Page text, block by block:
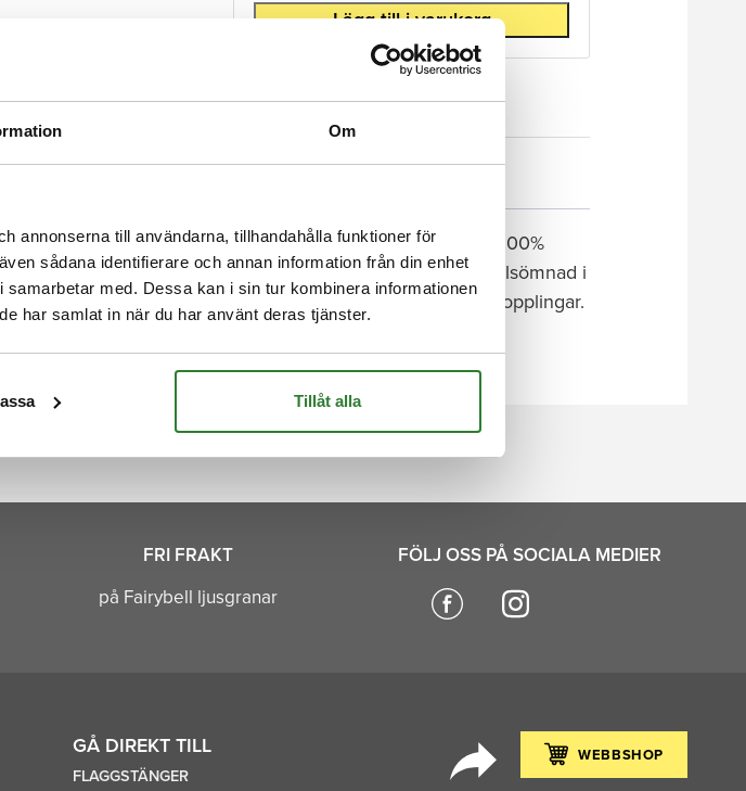
Om
annonserna till användarna, tillhandahålla funktioner för
sådana identifierare och annan information från din enhet
med. Dessa kan i sin tur kombinera informationen
har samlat in när du har använt deras tjänster.
Tillåt alla
Lägg till i varukorg
av en stark och stryktålig flaggväv bestående av 100%
är förstärkta med polyesterband i flaggryggen och dubbelsömnad i
förstärkning i hörnen. Flaggorna är utrustade med snabbkopplingar.
FRI FRAKT
på Fairybell ljusgranar
FÖLJ OSS PÅ SOCIALA MEDIER
GÅ DIREKT TILL
FLAGGSTÄNGER
WEBBSHOP